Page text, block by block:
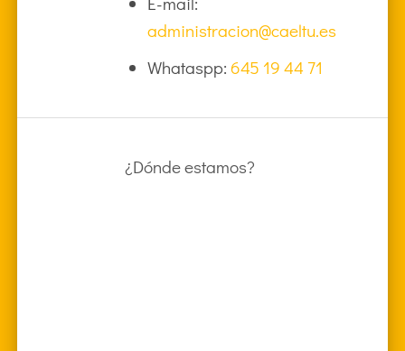
administracion@caeltu.es
Whataspp: 645 19 44 71
¿Dónde estamos?